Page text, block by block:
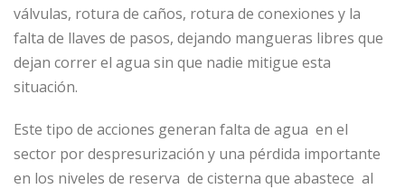
válvulas, rotura de caños, rotura de conexiones y la
falta de llaves de pasos, dejando mangueras libres que
dejan correr el agua sin que nadie mitigue esta
situación.
Este tipo de acciones generan falta de agua en el
sector por despresurización y una pérdida importante
en los niveles de reserva de cisterna que abastece al